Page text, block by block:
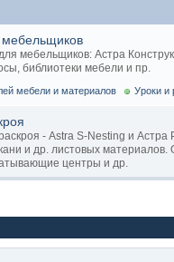
мебельщиков: Астра
библиотеки мебели и пр.
мебели и материалов Уроки и
- Astra S-Nesting и
и др. листовых
центры и др.